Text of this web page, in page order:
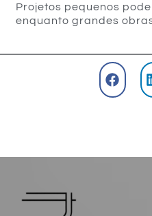
Projetos pequenos
enquanto grandes